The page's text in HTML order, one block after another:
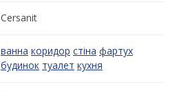
Cersanit
ванна коридор стіна фартух
будинок туалет кухня